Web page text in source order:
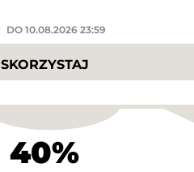
DO 10.08.2026 23:59
SKORZYSTAJ
40%